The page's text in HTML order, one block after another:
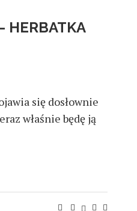
HERBATKA
się dosłownie
właśnie będę ją